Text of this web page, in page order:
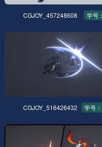
CGJOY_457248608 学号
CGJOY_516426432 学号